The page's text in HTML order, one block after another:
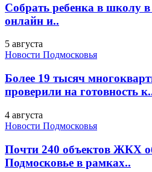
Собрать ребенка в школу
онлайн и..
5 августа
Новости Подмосковья
Более 19 тысяч
проверили на готовность
4 августа
Новости Подмосковья
Почти 240 объектов ЖКХ
Подмосковье в рамках..